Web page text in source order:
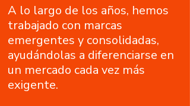
​​A lo largo de los años, hemos
trabajado con marcas
emergentes y consolidadas,
ayudándolas a diferenciarse en
un mercado cada vez más
exigente.